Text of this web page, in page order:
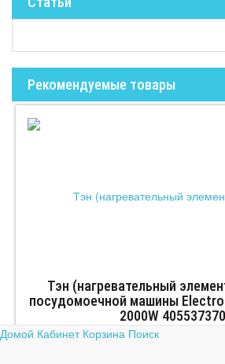
Рекомендуемые товары
Тэн (нагревательный
посудомоечной машины
2000W
Домой Кабинет Корзина Поиск